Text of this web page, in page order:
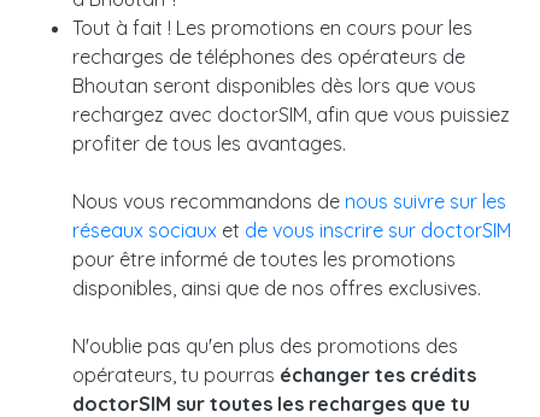
Tout à fait ! Les promotions en cours pour les
recharges de téléphones des opérateurs de
Bhoutan seront disponibles dès lors que vous
rechargez avec doctorSIM, afin que vous puissiez
profiter de tous les avantages.
Nous vous recommandons de nous suivre sur les
réseaux sociaux et de vous inscrire sur doctorSIM
pour être informé de toutes les promotions
disponibles, ainsi que de nos offres exclusives.
N'oublie pas qu'en plus des promotions des
opérateurs, tu pourras échanger tes crédits
doctorSIM sur toutes les recharges que tu